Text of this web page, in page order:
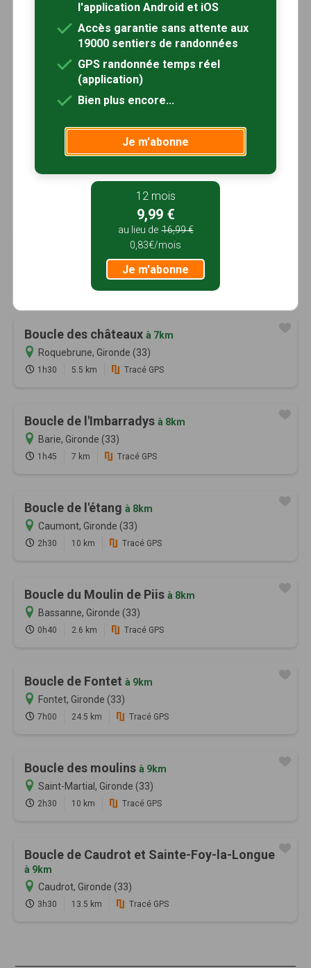
à 7km
Castelmoron-d'Albret, Gironde (33)
6.1 km
Boucle des châteaux à 7km
Roquebrune, Gironde (33)
1h30 5.5 km Tracé GPS
Boucle de l'Imbarradys à 8km
Barie, Gironde (33)
1h45 7 km Tracé GPS
Boucle de l'étang à 8km
Caumont, Gironde (33)
2h30 10 km Tracé GPS
Boucle du Moulin de Piis à 8km
Bassanne, Gironde (33)
0h40 2.6 km Tracé GPS
Boucle de Fontet à 9km
Fontet, Gironde (33)
7h00 24.5 km Tracé GPS
Boucle des moulins à 9km
Saint-Martial, Gironde (33)
2h30 10 km Tracé GPS
Boucle de Caudrot et Sainte-Foy-la-Longue
à 9km
Caudrot, Gironde (33)
3h30 13.5 km Tracé GPS
l'application Android et iOS
Accès garantie sans attente aux
19000 sentiers de randonnées
GPS randonnée temps réel
(application)
Bien plus encore...
Je m'abonne
12 mois
9,99 €
au lieu de 16,99 €
0,83€/mois
Je m'abonne